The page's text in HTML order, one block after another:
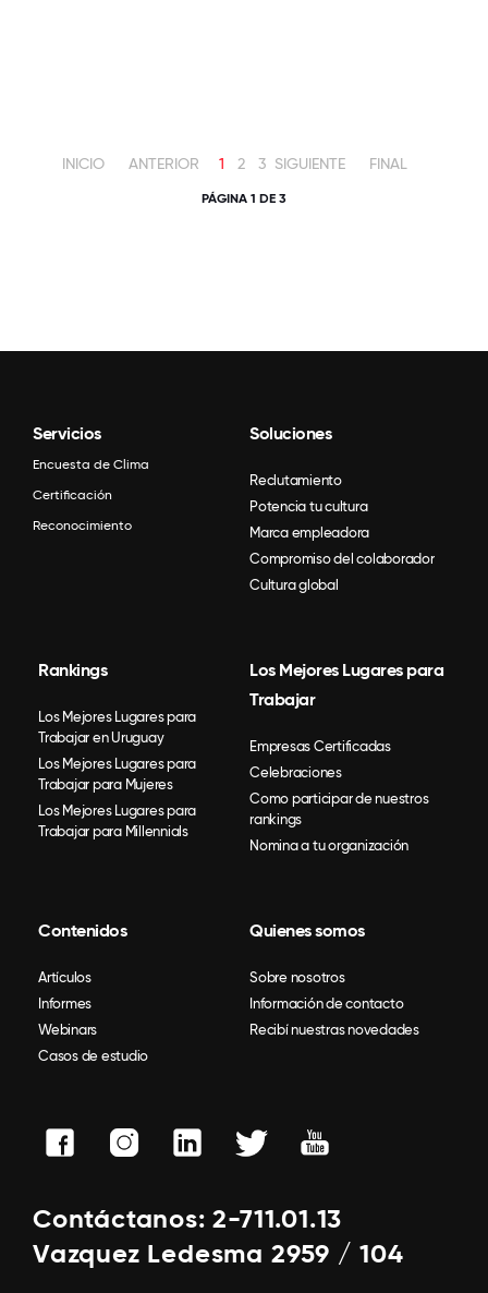
INICIO ANTERIOR 1 2 3 SIGUIENTE FINAL
PÁGINA 1 DE 3
Servicios
Encuesta de Clima
Certificación
Reconocimiento
Soluciones
Reclutamiento
Potencia tu cultura
Marca empleadora
Compromiso del colaborador
Cultura global
Rankings
Los Mejores Lugares para
Trabajar en Uruguay
Los Mejores Lugares para
Trabajar para Mujeres
Los Mejores Lugares para
Trabajar para Millennials
Los Mejores Lugares para
Trabajar
Empresas Certificadas
Celebraciones
Como participar de nuestros
rankings
Nomina a tu organización
Contenidos
Artículos
Informes
Webinars
Casos de estudio
Quienes somos
Sobre nosotros
Información de contacto
Recibí nuestras novedades
Contáctanos: 2-711.01.13
Vazquez Ledesma 2959 / 104